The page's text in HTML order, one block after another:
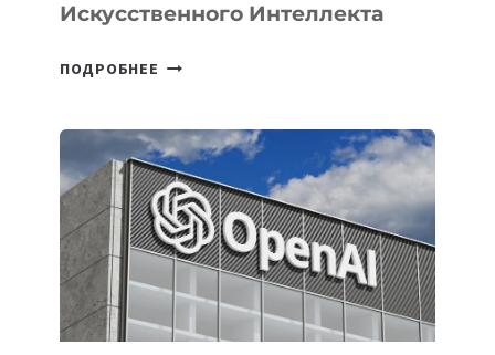
Искусственного Интеллекта
ПОДРОБНЕЕ
ПРИОРИТЕТНЫЕ
ЗАДАЧИ
ПО
РАЗВИТИЮ
ЭКОСИСТЕМЫ
ИСКУССТВЕННОГО
ИНТЕЛЛЕКТА